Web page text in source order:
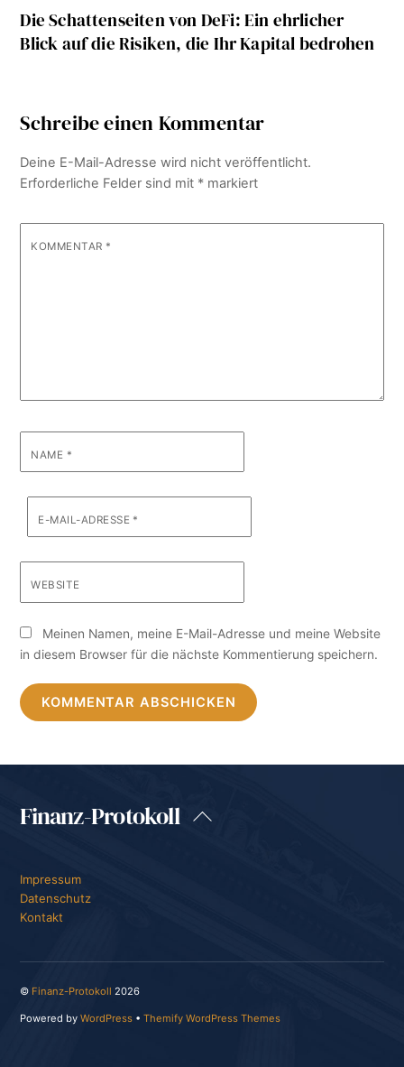
Die Schattenseiten von DeFi: Ein ehrlicher
Blick auf die Risiken, die Ihr Kapital bedrohen
Schreibe einen Kommentar
Deine E-Mail-Adresse wird nicht veröffentlicht.
Erforderliche Felder sind mit * markiert
KOMMENTAR *
NAME *
E-MAIL-ADRESSE *
WEBSITE
Meinen Namen, meine E-Mail-Adresse und meine Website
in diesem Browser für die nächste Kommentierung speichern.
Back
Finanz-Protokoll
Impressum
Datenschutz
Kontakt
© Finanz-Protokoll 2026
Powered byWordPress •Themify WordPress Themes